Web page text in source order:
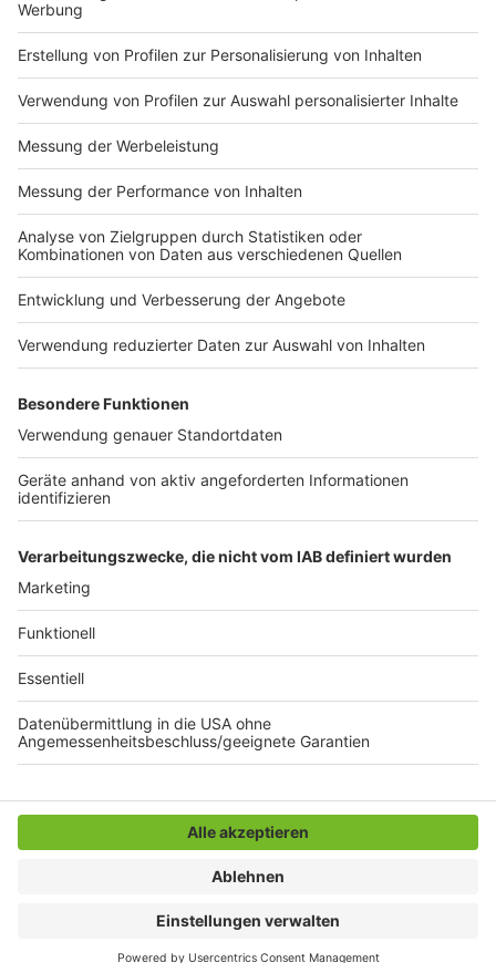
Reiner Gutowski, FDP: 1,57 %
Jannik Andreas Kontalis, Einzelbewerber: 0,78 %
18:20 Uhr:Erste Stimmen sind ausgezählt, vieles ist
aber noch offen. Bei der OB-Wahl liegt Felix Heinrichs
(SPD) aktuell mit über 43 Prozent vorne. Danach folgt
Michael Immel (AfD) mit über 16 Prozent. Christof
Merkens (die Linke) liegt bei über 8 Prozent, Martin
Sonneborn (Die Partei) bei über 7 Prozenz, Marcel
Klotz (Grüne) bei über 6 Prozent.
17:30 Uhr:Noch eine halbe Stunde haben die
Wahllokale geöffnet. Danach kann offiziell die
Auswertung der abgegebenen Stimmen beginnen. Wir
halten euch hier und in unserem Radio-Programm auf
Anzeige